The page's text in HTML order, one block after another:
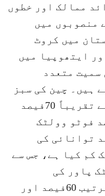
نے 100 سے زائد ممالک اور خطوں
منصوبوں میں
میں کروٹ
ایتھوپیا میں
سمیت متعدد
ہیں۔ چین کی سبز
مصنوعات، بشمول دنیا کے تقریباً 70فیصد
آلات اور 80فیصد فوٹو وولٹک
توانائی کی
کم کیا ہے، جس سے
پاور کی
پیداواری لاگت میں بالترتیب 60فیصد اور